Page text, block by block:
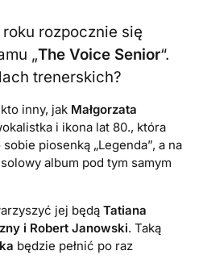
rozpocznie się
„The Voice Senior“.
trenerskich?
inny, jak Małgorzata
i ikona lat 80., która
piosenką „Legenda”, a na
album pod tym samym
jej będąTatiana
i Robert Janowski. Taką
będzie pełnić po raz